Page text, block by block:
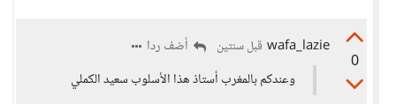
0
wafa_lazie قبل سنتين
أضف ردا
وعندكم بالمغرب أستاذ هذا الأسلوب سعيد الكملي